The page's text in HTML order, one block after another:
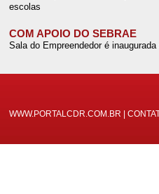
escolas
COM APOIO DO SEBRAE
Sala do Empreendedor é
WWW.PORTALCDR.COM.BR |